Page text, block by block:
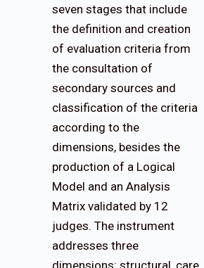
seven stages that include
the definition and creation
of evaluation criteria from
the consultation of
secondary sources and
classification of the criteria
according to the
dimensions, besides the
production of a Logical
Model and an Analysis
Matrix validated by 12
judges. The instrument
addresses three